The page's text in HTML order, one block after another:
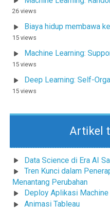
26 views
Biaya hidup membawa
15 views
Machine Learning:
15 views
Deep Learning: Self-
15 views
Artikel
Data Science di Era AI
Tren Kunci dalam
Menantang Perubahan
Deploy Aplikasi
Animasi Tableau